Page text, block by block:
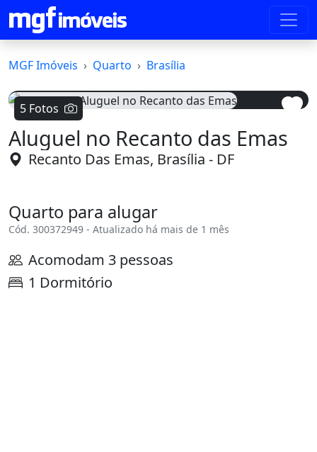
MGF Imóveis Quarto Brasília
5 Fotos
Voltar
Aluguel no Recanto das Emas
Recanto Das Emas, Brasília - DF
Quarto para alugar
Cód. 300372949 - Atualizado há mais de 1 mês
Acomodam 3 pessoas
1 Dormitório